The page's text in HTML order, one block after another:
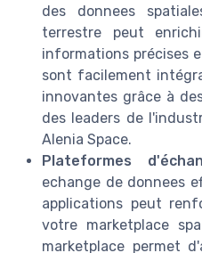
des donnees
terrestre peut
informations précises
sont facilement
innovantes grâce à
des leaders de
Alenia Space.
Plateformes
echange de donnees
applications peut
votre marketplace
marketplace permet